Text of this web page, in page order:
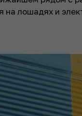
на лошадях и